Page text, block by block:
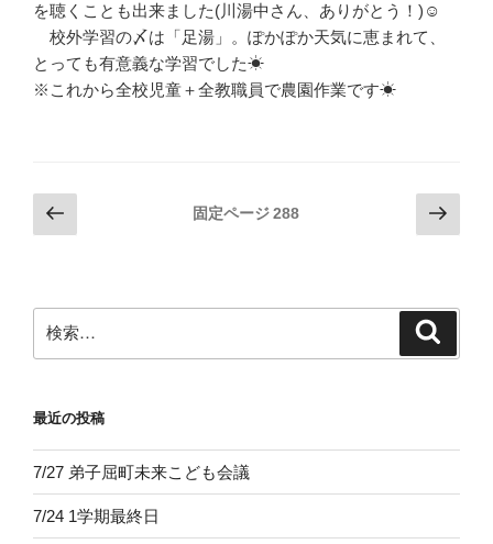
を聴くことも出来ました(川湯中さん、ありがとう！)☺
校外学習の〆は「足湯」。ぽかぽか天気に恵まれて、
とっても有意義な学習でした☀
※これから全校児童＋全教職員で農園作業です☀
投
稿
ー
ジ
り
前
の
ジ
固定ページ288
次
の
ジ
索:
最近の投稿
7/27 弟子屈町未来こども会議
7/24 1学期最終日